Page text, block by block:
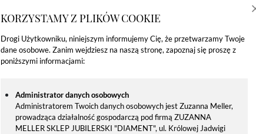
KORZYSTAMY Z PLIKÓW COOKIE
Drogi Użytkowniku, niniejszym informujemy Cię, że przetwarzamy Twoje
dane osobowe. Zanim wejdziesz na naszą stronę, zapoznaj się proszę z
poniższymi informacjami:
Administrator danych osobowych
Administratorem Twoich danych osobowych jest Zuzanna Meller,
prowadząca działalność gospodarczą pod firmą ZUZANNA
MELLER SKLEP JUBILERSKI "DIAMENT", ul. Królowej Jadwigi
OSTATNIO OGLĄDANE PRODUKTY